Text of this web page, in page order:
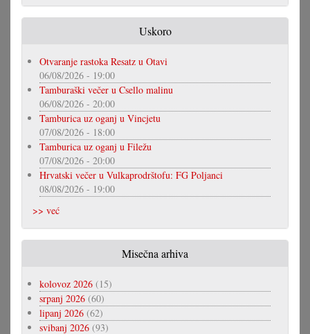
Uskoro
Otvaranje rastoka Resatz u Otavi
06/08/2026 - 19:00
Tamburaški večer u Csello malinu
06/08/2026 - 20:00
Tamburica uz oganj u Vincjetu
07/08/2026 - 18:00
Tamburica uz oganj u Filežu
07/08/2026 - 20:00
Hrvatski večer u Vulkaprodrštofu: FG Poljanci
08/08/2026 - 19:00
>> već
Misečna arhiva
kolovoz 2026 (15)
srpanj 2026 (60)
lipanj 2026 (62)
svibanj 2026 (93)